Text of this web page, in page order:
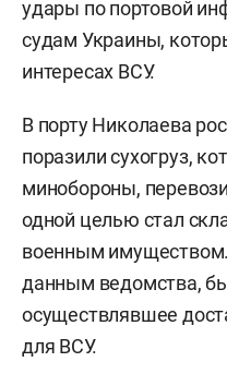
удары по портовой
судам Украины,
интересах ВСУ.
В порту Николаева
поразили сухогруз,
минобороны,
одной целью стал
военным
данным ведомства,
осуществлявшее
для ВСУ.